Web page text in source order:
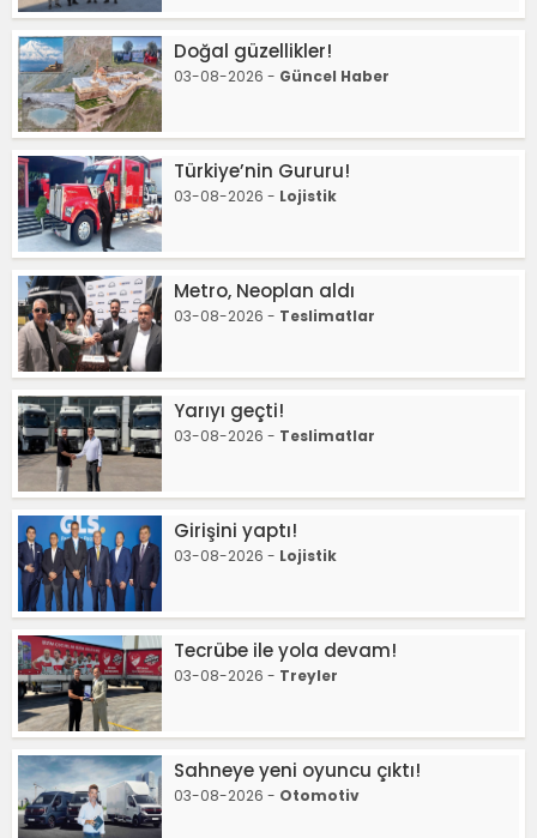
Doğal güzellikler!
03-08-2026 - Güncel Haber
Türkiye’nin Gururu!
03-08-2026 - Lojistik
Metro, Neoplan aldı
03-08-2026 - Teslimatlar
Yarıyı geçti!
03-08-2026 - Teslimatlar
Girişini yaptı!
03-08-2026 - Lojistik
Tecrübe ile yola devam!
03-08-2026 - Treyler
Sahneye yeni oyuncu çıktı!
03-08-2026 - Otomotiv